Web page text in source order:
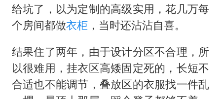
几元成本的AI广告导致千万市值蒸发
台当局重金为“台独”织“皇帝新衣”
郑丽文：台湾从来没有“独立”过
商场现钱学森巨幅海报 负责人回应
给坑了，以为定制的高级实用，花几万每
个房间都做衣柜，当时还沾沾自喜。
结果住了两年，由于设计分区不合理，所
以很难用，挂衣区高矮固定死的，长短不
合适也不能调节，叠放区的衣服找一件乱